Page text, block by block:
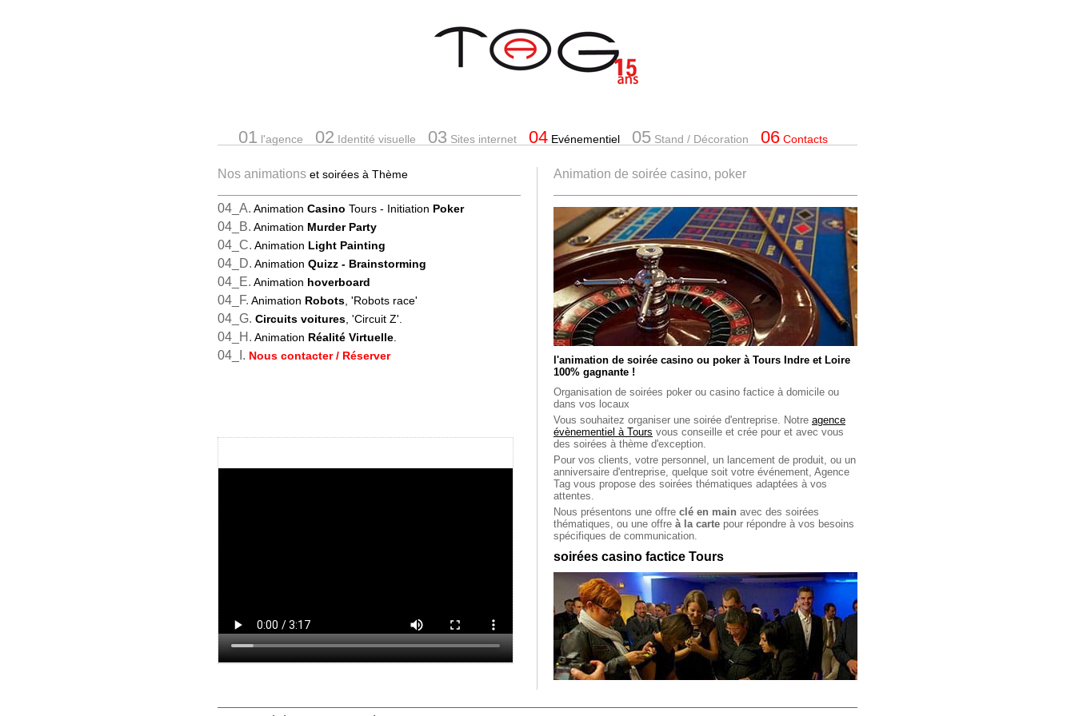
01 l'agence 02 Identité visuelle 03 Sites internet 04Evénementiel 05Stand / Décoration 06Contacts
Nos animations et soirées à Thème
04_A. Animation Casino Tours - Initiation Poker
04_B. Animation Murder Party
04_C. Animation Light Painting
04_D. Animation Quizz - Brainstorming
04_E. Animation hoverboard
04_F. Animation Robots , 'Robots race'
04_G. Circuits voitures , 'Circuit Z'.
04_H. Animation Réalité Virtuelle
04_I. Nous contacter / Réserver
Animation de soirée casino, poker
l'animation de soirée casino ou poker à Tours Indre et Loire
100% gagnante !
Organisation de soirées poker ou casino factice à domicile ou
dans vos locaux
Vous souhaitez organiser une soirée d'entreprise. Notre agence
évènementiel à Tours vous conseille et crée pour et avec vous
des soirées à thème d'exception.
Pour vos clients, votre personnel, un lancement de produit, ou un
anniversaire d'entreprise, quelque soit votre événement, Agence
Tag vous propose des soirées thématiques adaptées à vos
attentes.
Nous présentons une offre clé en main avec des soirées
thématiques, ou une offre à la carte pour répondre à vos besoins
spécifiques de communication.
soirées casino factice Tours